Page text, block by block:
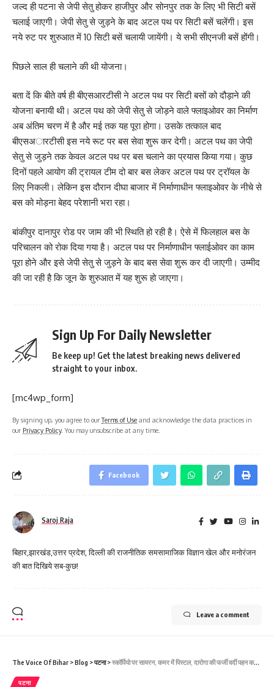
जल्द ही पटना से जेपी सेतु होकर हाजीपुर और सोनपुर तक के लिए भी सिटी बसें
चलाई जाएगी। जेपी सेतु से जुड़ने के बाद अटल पथ पर सिटी बसें चलेंगी। इस
नये रुट पर शुरुआत में 10 सिटी बसें चलायी जायेंगी। ये सभी सीएनजी बसें होंगी।
पिछले साल ही चलाने की थी योजना।
बता दें कि बीते वर्ष ही बीएसआरटीसी ने अटल पथ पर सिटी बसों को दौड़ाने की
योजना बनायी थी। अटल पथ को जेपी सेतु से जोड़ने वाले फ्लाइओवर का निर्माण
अब अंतिम चरण में है और मई तक यह पूरा होगा। उसके तत्काल बाद
बीएसअारटीसी इस नये रूट पर बस सेवा शुरू कर देगी। अटल पथ का जेपी
सेतु से जुड़ने तक केवल अटल पथ पर बस चलाने का प्रयास किया गया। कुछ
दिनों पहले आयोग की ट्रायल टीम दो बार बस लेकर अटल पथ पर ट्रॉयल के
लिए निकली। लेकिन इस दौरान दीघा बाजार में निर्माणाधीन फ्लाइओवर के नीचे से
बस को मोड़ना बेहद परेशानी भरा रहा।
बांकीपुर दानापुर रोड पर जाम की भी स्थिति हो रही है। ऐसे में फिलहाल बस के
परिचालन को रोक दिया गया है। अटल पथ पर निर्माणाधीन फ्लाईओवर का काम
पूरा होने और इसे जेपी सेतु से जुड़ने के बाद बस सेवा शुरू कर दी जाएगी। उम्मीद
की जा रही है कि जून के शुरुआत में यह शुरू हो जाएगा।
Sign Up For Daily Newsletter
Be keep up! Get the latest breaking news delivered
straight to your inbox.
[mc4wp_form]
By signing up, you agree to ourTerms of Use and acknowledge the data practices in
our Privacy Policy. You may unsubscribe at any time.
Facebook
Saroj Raja
बिहार,झारखंड,उत्तर प्रदेश, दिल्ली की राजनीतिक समसामाजिक विज्ञान खेल और मनोरंजन
की बात दिखिये सब-कुछ!
Leave a comment
The Voice Of Bihar >Blog >पटना>स्कॉर्पियो पर सायरन, कमर में पिस्टल, दारोगा की फर्जी वर्दी पहन करता था उगाही, एसपी ने खोली पोल
पटना